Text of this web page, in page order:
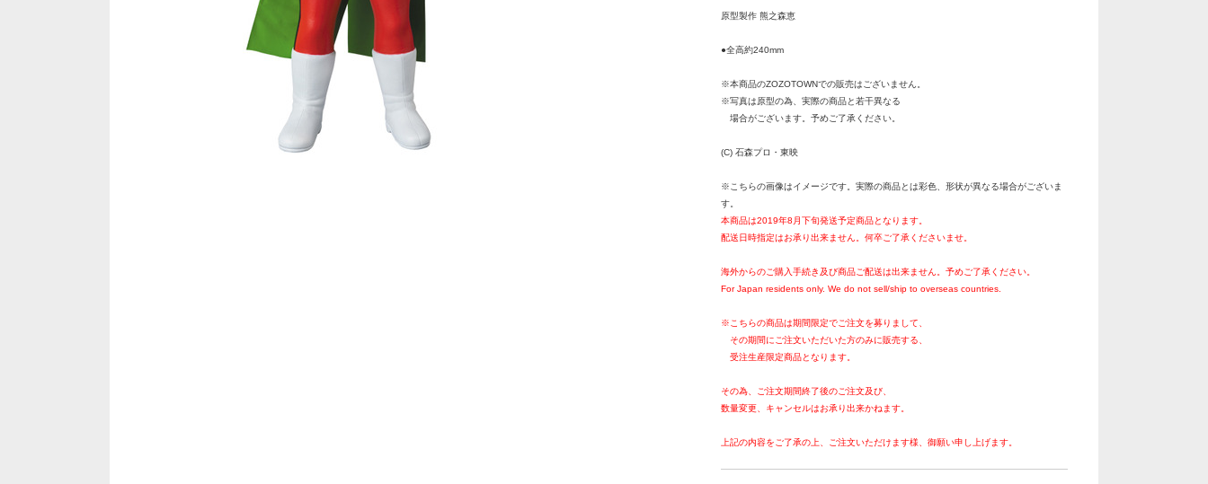
原型製作 熊之森恵
●全高約240mm
※本商品のZOZOTOWNでの販売はございません。
※写真は原型の為、実際の商品と若干異なる
場合がございます。予めご了承ください。
(C) 石森プロ・東映
※こちらの画像はイメージです。実際の商品とは彩色、形状が異なる場合がございま
す。
本商品は2019年8月下旬発送予定商品となります。
配送日時指定はお承り出来ません。何卒ご了承くださいませ。
海外からのご購入手続き及び商品ご配送は出来ません。予めご了承ください。
For Japan residents only. We do not sell/ship to overseas countries.
※こちらの商品は期間限定でご注文を募りまして、
その期間にご注文いただいた方のみに販売する、
受注生産限定商品となります。
その為、ご注文期間終了後のご注文及び、
数量変更、キャンセルはお承り出来かねます。
上記の内容をご了承の上、ご注文いただけます様、御願い申し上げます。